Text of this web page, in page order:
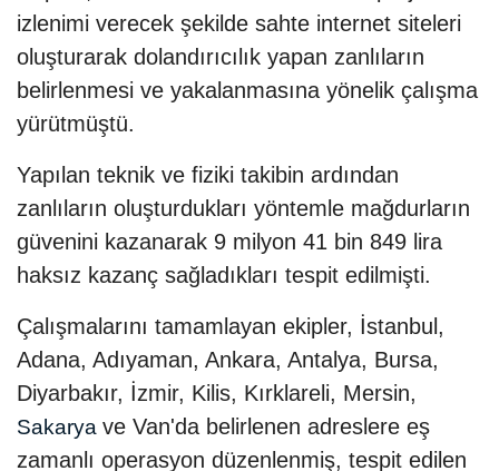
izlenimi verecek şekilde sahte internet siteleri
oluşturarak dolandırıcılık yapan zanlıların
belirlenmesi ve yakalanmasına yönelik çalışma
yürütmüştü.
Yapılan teknik ve fiziki takibin ardından
zanlıların oluşturdukları yöntemle mağdurların
güvenini kazanarak 9 milyon 41 bin 849 lira
haksız kazanç sağladıkları tespit edilmişti.
Çalışmalarını tamamlayan ekipler, İstanbul,
Adana, Adıyaman, Ankara, Antalya, Bursa,
Diyarbakır, İzmir, Kilis, Kırklareli, Mersin,
Sakarya ve Van'da belirlenen adreslere eş
zamanlı operasyon düzenlenmiş, tespit edilen